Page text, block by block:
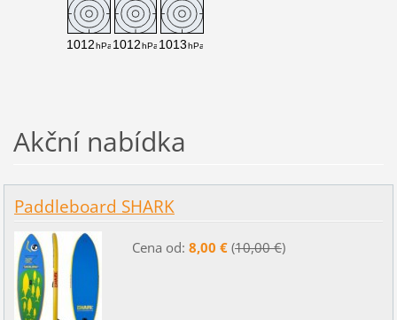
Akční nabídka
Paddleboard SHARK
Cena od: 8,00 €(10,00 €)